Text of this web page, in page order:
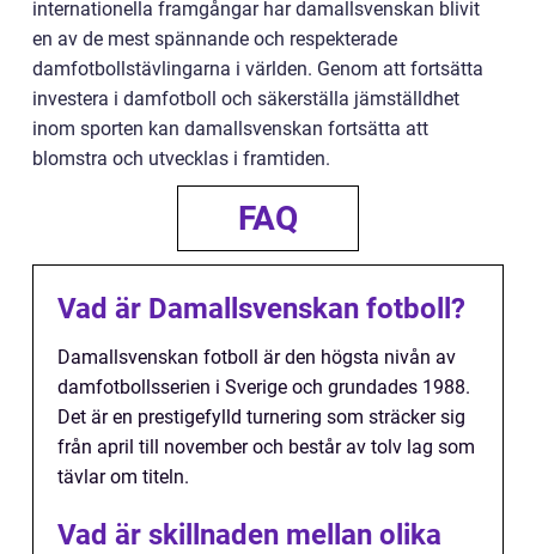
internationella framgångar har damallsvenskan blivit
en av de mest spännande och respekterade
damfotbollstävlingarna i världen. Genom att fortsätta
investera i damfotboll och säkerställa jämställdhet
inom sporten kan damallsvenskan fortsätta att
blomstra och utvecklas i framtiden.
FAQ
Vad är Damallsvenskan fotboll?
Damallsvenskan fotboll är den högsta nivån av
damfotbollsserien i Sverige och grundades 1988.
Det är en prestigefylld turnering som sträcker sig
från april till november och består av tolv lag som
tävlar om titeln.
Vad är skillnaden mellan olika